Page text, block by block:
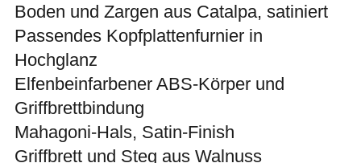
Boden und Zargen aus Catalpa, satiniert
Passendes Kopfplattenfurnier in
Hochglanz
Elfenbeinfarbener ABS-Körper und
Griffbrettbindung
Mahagoni-Hals, Satin-Finish
Griffbrett und Steg aus Walnuss